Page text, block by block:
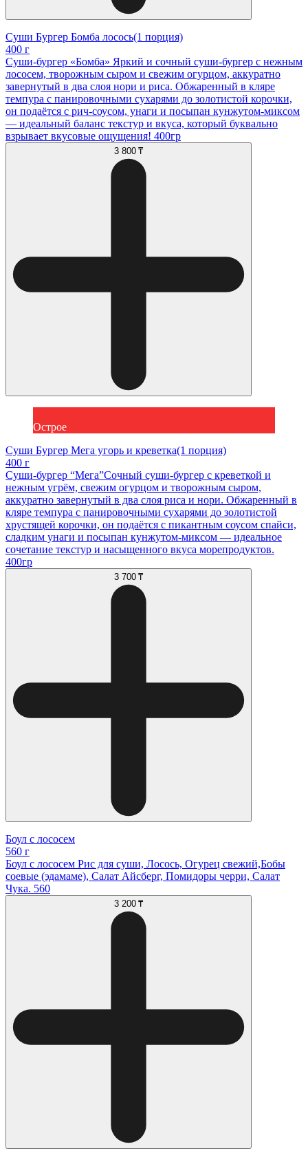
Суши Бургер Бомба лосось(1 порция)
400 г
Суши-бургер «Бомба» Яркий и сочный суши-бургер с нежным
лососем, творожным сыром и свежим огурцом, аккуратно
завернутый в два слоя нори и риса. Обжаренный в кляре
темпура с панировочными сухарями до золотистой корочки,
он подаётся с рич-соусом, унаги и посыпан кунжутом-миксом
— идеальный баланс текстур и вкуса, который буквально
взрывает вкусовые ощущения! 400гр
3 800 ₸
Острое
Суши Бургер Мега угорь и креветка(1 порция)
400 г
Суши-бургер “Мега”Сочный суши-бургер с креветкой и
нежным угрём, свежим огурцом и творожным сыром,
аккуратно завернутый в два слоя риса и нори. Обжаренный в
кляре темпура с панировочными сухарями до золотистой
хрустящей корочки, он подаётся с пикантным соусом спайси,
сладким унаги и посыпан кунжутом-миксом — идеальное
сочетание текстур и насыщенного вкуса морепродуктов.
400гр
3 700 ₸
Боул с лососем
560 г
Боул с лососем Рис для суши, Лосось, Огурец свежий,Бобы
соевые (эдамаме), Салат Айсберг, Помидоры черри, Салат
Чука. 560
3 200 ₸